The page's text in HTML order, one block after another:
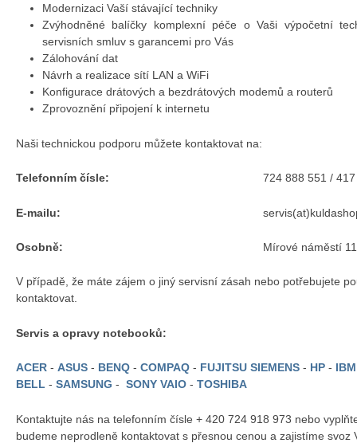
Modernizaci Vaší stávající techniky
Zvýhodněné balíčky komplexní péče o Vaši výpočetní
servisních smluv s garancemi pro Vás
Zálohování dat
Návrh a realizace sítí LAN a WiFi
Konfigurace drátových a bezdrátových modemů a routerů
Zprovoznění připojení k internetu
Naši technickou podporu můžete kontaktovat na:
Telefonním čísle:
E-mailu:
Osobně:
724 888 551 /
Mírové náměstí
V případě, že máte zájem o jiný servisní zásah nebo potřebujete
kontaktovat.
Servis a opravy notebooků:
ACER - ASUS - BENQ - COMPAQ - FUJITSU SIEMENS - HP -
BELL - SAMSUNG - SONY VAIO - TOSHIBA
Kontaktujte nás na telefonním čísle + 420 724 918 973 nebo
budeme neprodleně kontaktovat s přesnou cenou a zajistíme svoz